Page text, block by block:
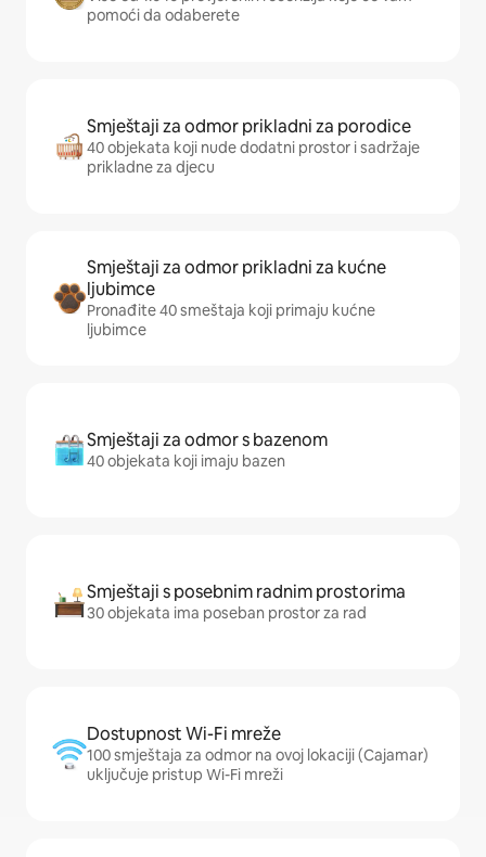
pomoći da odaberete
Smještaji za odmor prikladni za porodice
40 objekata koji nude dodatni prostor i sadržaje
prikladne za djecu
Smještaji za odmor prikladni za kućne
ljubimce
Pronađite 40 smeštaja koji primaju kućne
ljubimce
Smještaji za odmor s bazenom
40 objekata koji imaju bazen
Smještaji s posebnim radnim prostorima
30 objekata ima poseban prostor za rad
Dostupnost Wi-Fi mreže
100 smještaja za odmor na ovoj lokaciji (Cajamar)
uključuje pristup Wi-Fi mreži